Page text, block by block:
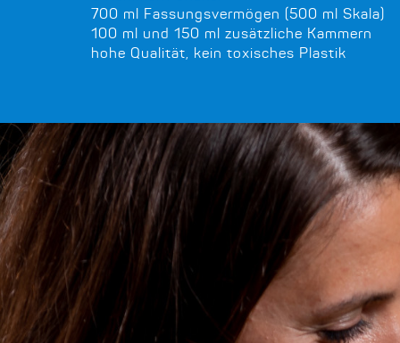
700 ml Fassungsvermögen (500 ml Skala)
100 ml und 150 ml zusätzliche Kammern
hohe Qualität, kein toxisches Plastik